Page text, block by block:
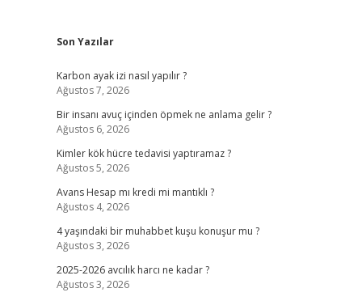
Sidebar
Son Yazılar
Karbon ayak izi nasıl yapılır ?
Ağustos 7, 2026
Bir insanı avuç içinden öpmek ne anlama gelir ?
Ağustos 6, 2026
Kimler kök hücre tedavisi yaptıramaz ?
Ağustos 5, 2026
Avans Hesap mı kredi mi mantıklı ?
Ağustos 4, 2026
4 yaşındaki bir muhabbet kuşu konuşur mu ?
Ağustos 3, 2026
2025-2026 avcılık harcı ne kadar ?
Ağustos 3, 2026